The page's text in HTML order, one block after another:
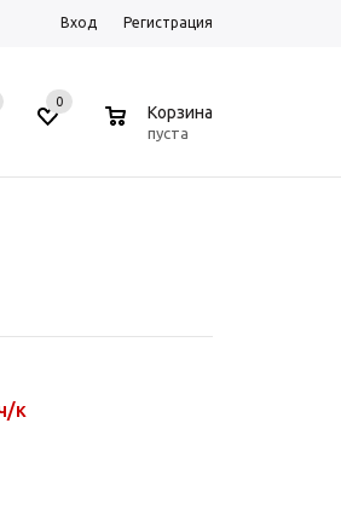
Вход Регистрация
0
Корзина
пуста
к